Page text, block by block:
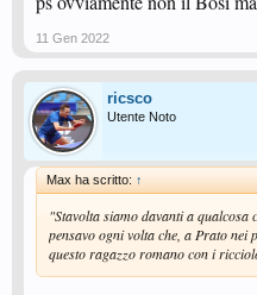
11 Gen 2022
ricsco
Utente Noto
Max ha scritto: ↑
"Stavolta siamo davanti a qualcosa
pensavo ogni volta che, a Prato nei
questo ragazzo romano con i